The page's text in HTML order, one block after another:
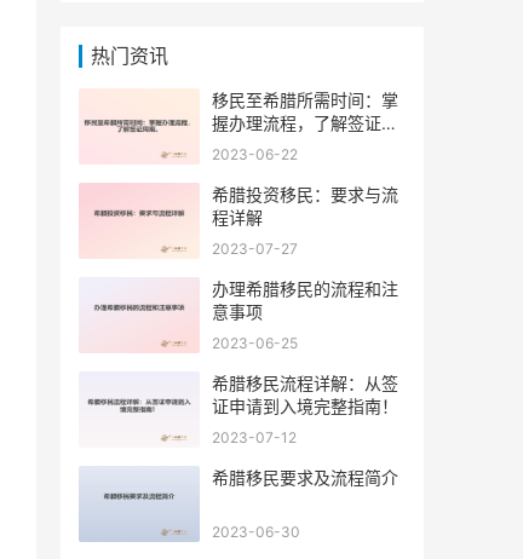
热门资讯
移民至希腊所需时间：掌
握办理流程，了解签证周
期。
2023-06-22
希腊投资移民：要求与流
程详解
2023-07-27
办理希腊移民的流程和注
意事项
2023-06-25
希腊移民流程详解：从签
证申请到入境完整指南！
2023-07-12
希腊移民要求及流程简介
2023-06-30